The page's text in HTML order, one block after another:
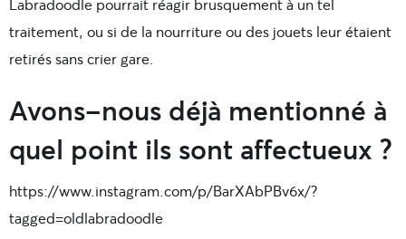
Labradoodle pourrait réagir brusquement à un tel
traitement, ou si de la nourriture ou des jouets leur étaient
retirés sans crier gare.
Avons-nous déjà mentionné à
quel point ils sont affectueux ?
https://www.instagram.com/p/BarXAbPBv6x/?
tagged=oldlabradoodle